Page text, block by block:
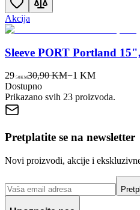
Akcija
Sleeve PORT Portland
29 50KM30,90 KM−1 KM
Dostupno
Prikazano svih 23 proizvoda.
Pretplatite se na newsletter
Novi proizvodi, akcije i